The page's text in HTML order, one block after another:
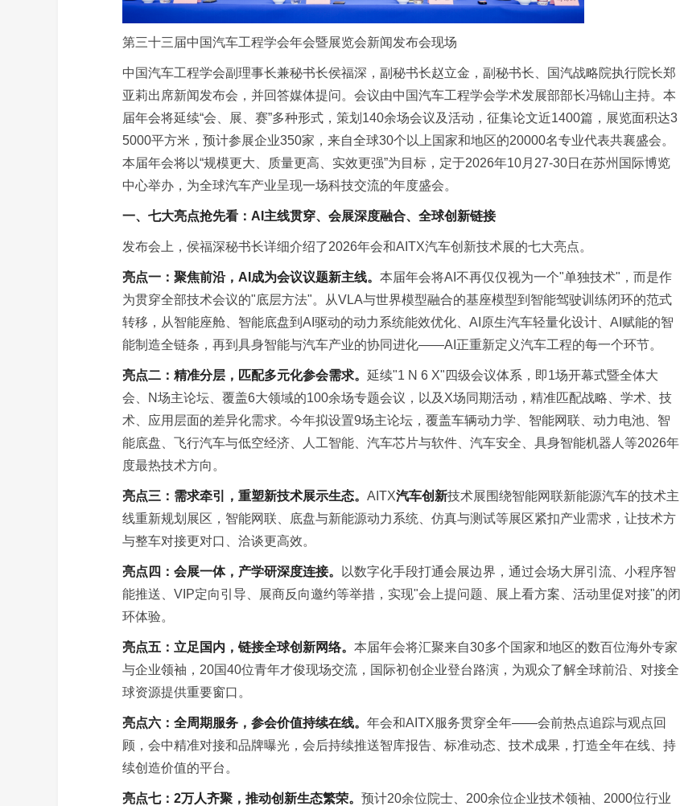
第三十三届中国汽车工程学会年会暨展览会新闻发布会现场
中国汽车工程学会副理事长兼秘书长侯福深，副秘书长赵立金，副秘书长、国汽战略院执行院长郑
亚莉出席新闻发布会，并回答媒体提问。会议由中国汽车工程学会学术发展部部长冯锦山主持。本
届年会将延续“会、展、赛”多种形式，策划140余场会议及活动，征集论文近1400篇，展览面积达3
5000平方米，预计参展企业350家，来自全球30个以上国家和地区的20000名专业代表共襄盛会。
本届年会将以“规模更大、质量更高、实效更强”为目标，定于2026年10月27-30日在苏州国际博览
中心举办，为全球汽车产业呈现一场科技交流的年度盛会。
一、七大亮点抢先看：AI主线贯穿、会展深度融合、全球创新链接
发布会上，侯福深秘书长详细介绍了2026年会和AITX汽车创新技术展的七大亮点。
亮点一：聚焦前沿，AI成为会议议题新主线。 本届年会将AI不再仅仅视为一个"单独技术"，而是作
为贯穿全部技术会议的"底层方法"。从VLA与世界模型融合的基座模型到智能驾驶训练闭环的范式
转移，从智能座舱、智能底盘到AI驱动的动力系统能效优化、AI原生汽车轻量化设计、AI赋能的智
能制造全链条，再到具身智能与汽车产业的协同进化——AI正重新定义汽车工程的每一个环节。
亮点二：精准分层，匹配多元化参会需求。 延续"1 N 6 X"四级会议体系，即1场开幕式暨全体大
会、N场主论坛、覆盖6大领域的100余场专题会议，以及X场同期活动，精准匹配战略、学术、技
术、应用层面的差异化需求。今年拟设置9场主论坛，覆盖车辆动力学、智能网联、动力电池、智
能底盘、飞行汽车与低空经济、人工智能、汽车芯片与软件、汽车安全、具身智能机器人等2026年
度最热技术方向。
亮点三：需求牵引，重塑新技术展示生态。 AITX汽车创新技术展围绕智能网联新能源汽车的技术主
线重新规划展区，智能网联、底盘与新能源动力系统、仿真与测试等展区紧扣产业需求，让技术方
与整车对接更对口、洽谈更高效。
亮点四：会展一体，产学研深度连接。
以数字化手段打通会展边界，通过会场大屏引流、小程序智
能推送、VIP定向引导、展商反向邀约等举措，实现"会上提问题、展上看方案、活动里促对接"的闭
环体验。
亮点五：立足国内，链接全球创新网络。 本届年会将汇聚来自30多个国家和地区的数百位海外专家
与企业领袖，20国40位青年才俊现场交流，国际初创企业登台路演，为观众了解全球前沿、对接全
球资源提供重要窗口。
亮点六：全周期服务，参会价值持续在线。 年会和AITX服务贯穿全年——会前热点追踪与观点回
顾，会中精准对接和品牌曝光，会后持续推送智库报告、标准动态、技术成果，打造全年在线、持
续创造价值的平台。
亮点七：2万人齐聚，推动创新生态繁荣。 预计20余位院士、200余位企业技术领袖、2000位行业